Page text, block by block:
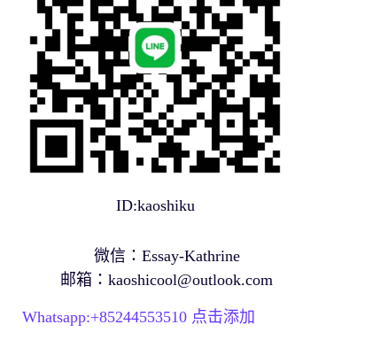
ID:kaoshiku
微信：Essay-Kathrine
邮箱： kaoshicool@outlook.com
Whatsapp:+85244553510 点击添加